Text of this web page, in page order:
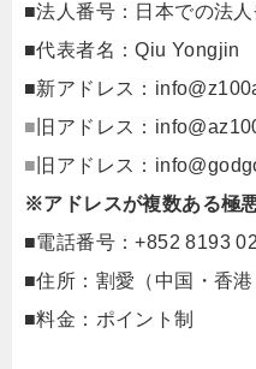
■法人番号：日本での法人
■代表者名：Qiu Yongjin
■新アドレス：
■ 旧アドレス：
■ 旧アドレス：
※アドレスが複数ある極
■電話番号：+852 8193
■住所：割愛（中国・香港
■料金：ポイント制